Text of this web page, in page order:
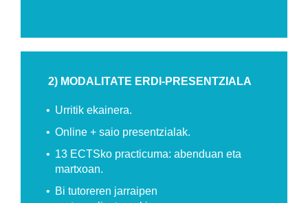
2) MODALITATE ERDI-PRESENTZIALA
Urritik ekainera.
Online + saio presentzialak.
13 ECTSko practicuma: abenduan eta
martxoan.
Bi tutoreren jarraipen